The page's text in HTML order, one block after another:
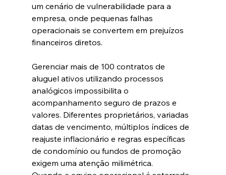
um cenário de vulnerabilidade para a
empresa, onde pequenas falhas
operacionais se convertem em prejuízos
financeiros diretos.
Gerenciar mais de 100 contratos de
aluguel ativos utilizando processos
analógicos impossibilita o
acompanhamento seguro de prazos e
valores. Diferentes proprietários, variadas
datas de vencimento, múltiplos índices de
reajuste inflacionário e regras específicas
de condomínio ou fundos de promoção
exigem uma atenção milimétrica.